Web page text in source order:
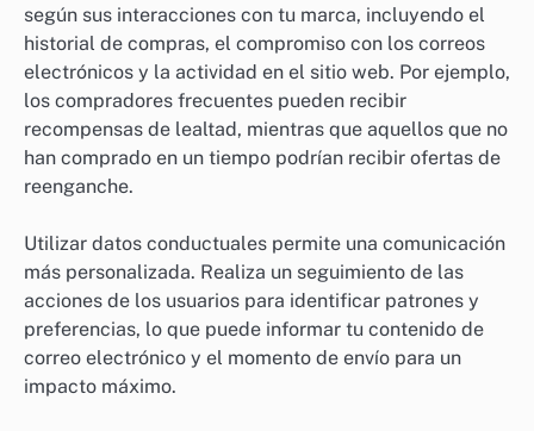
según sus interacciones con tu marca, incluyendo el
historial de compras, el compromiso con los correos
electrónicos y la actividad en el sitio web. Por ejemplo,
los compradores frecuentes pueden recibir
recompensas de lealtad, mientras que aquellos que no
han comprado en un tiempo podrían recibir ofertas de
reenganche.
Utilizar datos conductuales permite una comunicación
más personalizada. Realiza un seguimiento de las
acciones de los usuarios para identificar patrones y
preferencias, lo que puede informar tu contenido de
correo electrónico y el momento de envío para un
impacto máximo.